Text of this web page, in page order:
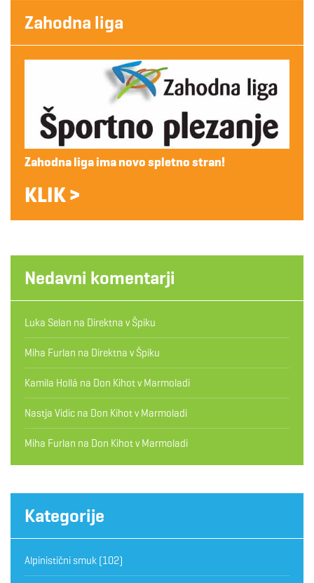
Zahodna liga
Zahodna liga ima novo spletno stran!
KLIK >
Nedavni komentarji
Luka Selan na Direktna v Špiku
Miha Furlan na Direktna v Špiku
Kamila Hollá na Don Kihot v Marmoladi
Nastja Vidic na Don Kihot v Marmoladi
Miha Furlan na Don Kihot v Marmoladi
Kategorije
Alpinistični smuk (102)